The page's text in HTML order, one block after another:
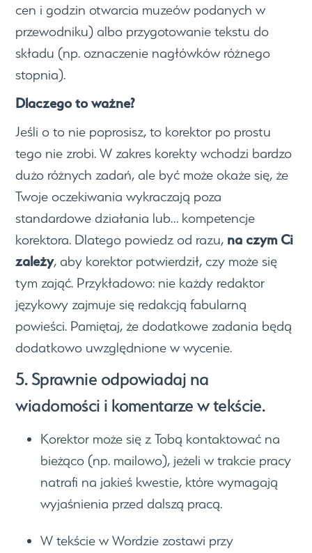
cen i godzin otwarcia muzeów podanych w
przewodniku) albo przygotowanie tekstu do
składu (np. oznaczenie nagłówków różnego
stopnia).
Dlaczego to ważne?
Jeśli o to nie poprosisz, to korektor po prostu
tego nie zrobi. W zakres korekty wchodzi bardzo
dużo różnych zadań, ale być może okaże się, że
Twoje oczekiwania wykraczają poza
standardowe działania lub… kompetencje
korektora. Dlatego powiedz od razu, na czym Ci
zależy, aby korektor potwierdził, czy może się
tym zająć. Przykładowo: nie każdy redaktor
językowy zajmuje się redakcją fabularną
powieści. Pamiętaj, że dodatkowe zadania będą
dodatkowo uwzględnione w wycenie.
5. Sprawnie odpowiadaj na
wiadomości i komentarze w tekście.
Korektor może się z Tobą kontaktować na
bieżąco (np. mailowo), jeżeli w trakcie pracy
natrafi na jakieś kwestie, które wymagają
wyjaśnienia przed dalszą pracą.
W tekście w Wordzie zostawi przy